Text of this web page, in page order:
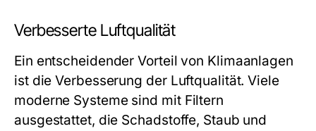
Verbesserte Luftqualität
Ein entscheidender Vorteil von Klimaanlagen
ist die Verbesserung der Luftqualität. Viele
moderne Systeme sind mit Filtern
ausgestattet, die Schadstoffe, Staub und